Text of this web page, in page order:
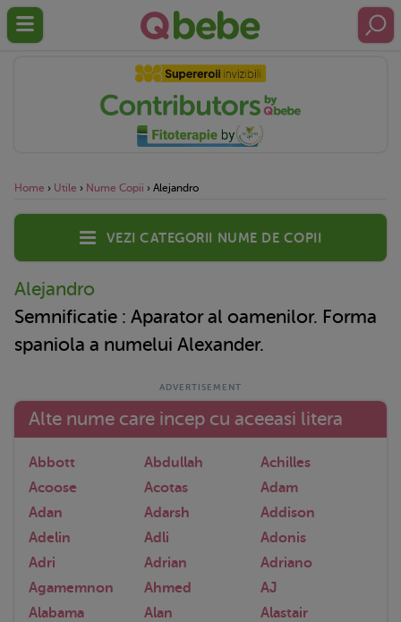
Home › Utile › Nume Copii › Alejandro
Vezi categorii nume de copii
Alejandro
Semnificatie : Aparator al oamenilor. Forma
spaniola a numelui Alexander.
Alte nume care incep cu aceeasi litera
Abbott Abdullah
Achilles
Acoose
Acotas
Adam
Adan
Adarsh
Addison
Adelin
Adli
Adonis
Adri
Adrian
Adriano
Agamemnon
Ahmed
AJ
Alabama
Alan
Alastair